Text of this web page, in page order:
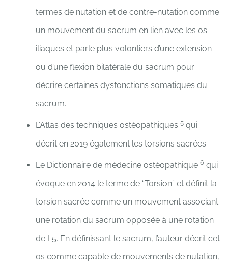
termes de nutation et de contre-nutation comme
un mouvement du sacrum en lien avec les os
iliaques et parle plus volontiers d’une extension
ou d’une flexion bilatérale du sacrum pour
décrire certaines dysfonctions somatiques du
sacrum.
L’Atlas des techniques ostéopathiques 5qui
décrit en 2019 également les torsions sacrées
Le Dictionnaire de médecine ostéopathique 6qui
évoque en 2014 le terme de “Torsion” et définit la
torsion sacrée comme un mouvement associant
une rotation du sacrum opposée à une rotation
de L5. En définissant le sacrum, l’auteur décrit cet
os comme capable de mouvements de nutation,